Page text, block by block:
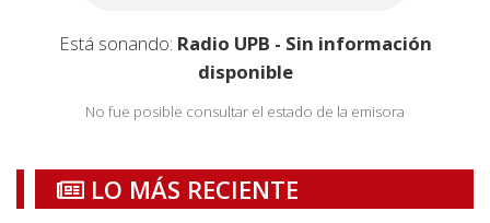
Está sonando: Radio UPB - Sin información
disponible
No fue posible consultar el estado de la emisora
LO MÁS RECIENTE